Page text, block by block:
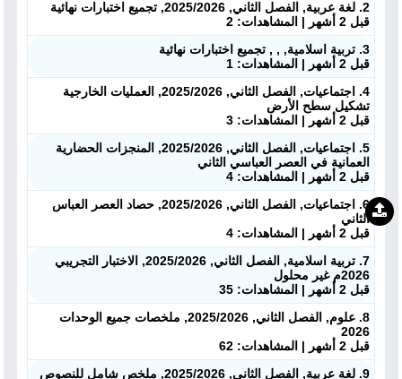
2. لغة عربية, الفصل الثاني, 2025/2026, تجميع اختبارات نهائية
قبل 2 أشهر | المشاهدات: 2
3. تربية اسلامية, , , تجميع اختبارات نهائية
قبل 2 أشهر | المشاهدات: 1
4. اجتماعيات, الفصل الثاني, 2025/2026, العمليات الخارجية
تشكيل سطح الأرض
قبل 2 أشهر | المشاهدات: 3
5. اجتماعيات, الفصل الثاني, 2025/2026, المنجزات الحضارية
العمانية في العصر العباسي الثاني
قبل 2 أشهر | المشاهدات: 4
6. اجتماعيات, الفصل الثاني, 2025/2026, حصاد العصر العباس
الثاني
قبل 2 أشهر | المشاهدات: 4
7. تربية اسلامية, الفصل الثاني, 2025/2026, الاختبار التجريبي
2026م غير محلول
قبل 2 أشهر | المشاهدات: 35
8. علوم, الفصل الثاني, 2025/2026, ملخصات جميع الوحدات
2026
قبل 2 أشهر | المشاهدات: 62
9. لغة عربية, الفصل الثاني, 2025/2026, ملخص شامل للنصوص